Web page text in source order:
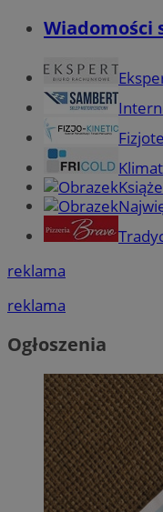
Wiadomości
reklama
reklama
Ogłoszenia